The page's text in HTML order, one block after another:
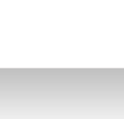
i
for, at alt